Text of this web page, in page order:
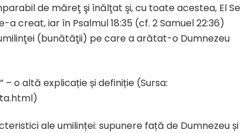
de măreţ şi înălţat şi, cu toate acestea, El Se
creat, iar în Psalmul 18:35 (cf. 2 Samuel 22:36)
(bunătăţii) pe care a arătat-o Dumnezeu
o altă explicație și definiție (Sursa:
ale umilinței: supunere față de Dumnezeu și